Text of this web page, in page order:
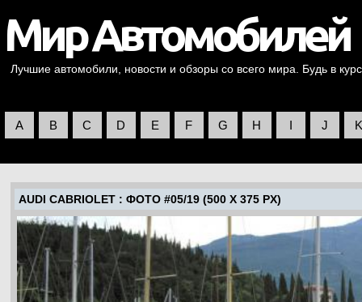
Лучшие автомобили, новости и обзоры со всего мира. Будь в
A B C D E F G H I J K
AUDI CABRIOLET : ФОТО #05/19 (500 X 375 PX)